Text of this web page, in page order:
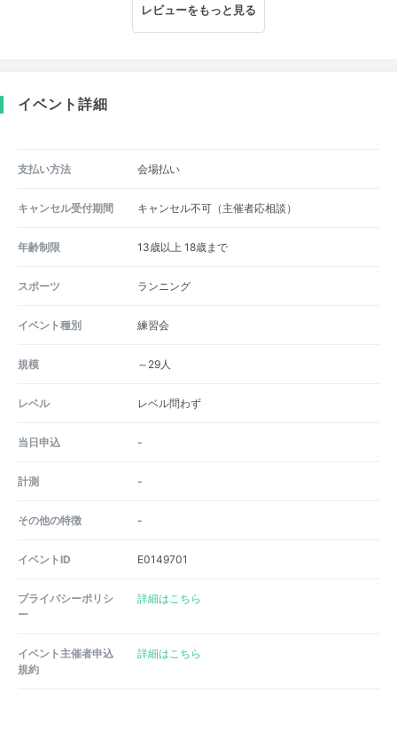
レビューをもっと見る
イベント詳細
支払い方法 会場払い
キャンセル受付期間 キャンセル不可（主催者応相談）
年齢制限 13歳以上 18歳まで
スポーツ ランニング
イベント種別 練習会
規模 ～29人
レベル レベル問わず
当日申込 -
計測 -
その他の特徴 -
イベントID E0149701
プライバシーポリシ
ー
詳細はこちら
イベント主催者申込
規約
詳細はこちら